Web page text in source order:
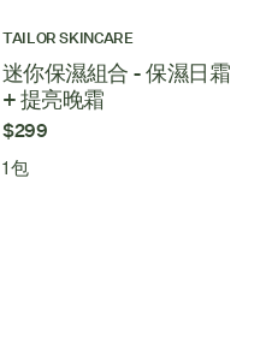
TAILOR SKINCARE
迷你保濕組合 - 保濕日霜
+ 提亮晚霜
$299
1 包